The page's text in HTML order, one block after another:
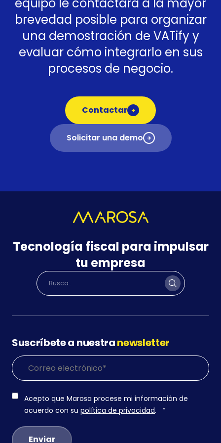
brevedad posible para organizar
una demostración de VATify y
evaluar cómo integrarlo en sus
procesos de negocio.
Contactar
Solicitar una demo
Tecnología fiscal para impulsar
tu empresa
Suscríbete a nuestranewsletter
Acepto que Marosa procese mi información de
acuerdo con su política de privacidad. *